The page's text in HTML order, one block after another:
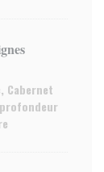
Cabernet